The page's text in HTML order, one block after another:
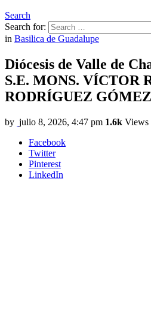
Search
Search for:
in Basilica de Guadalupe
Diócesis de Valle de
S.E. MONS. VÍCTOR
RODRÍGUEZ GÓMEZ
by julio 8, 2026, 4:47 pm 1.6k Views
Facebook
Twitter
Pinterest
LinkedIn